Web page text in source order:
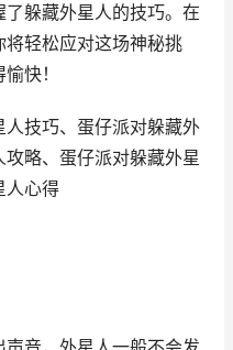
躲藏外星人的技巧。在
轻松应对这场神秘挑
快！
技巧、蛋仔派对躲藏外
略、蛋仔派对躲藏外星
人心得